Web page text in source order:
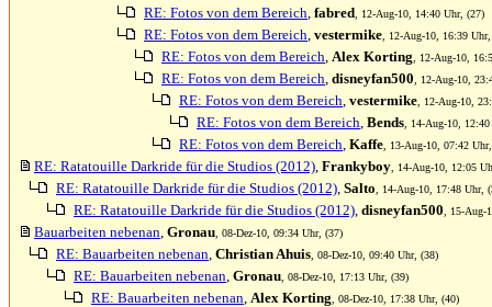
RE: Fotos von dem Bereich, fabred , 12-Aug-10, 14:40 Uhr, (27)
RE: Fotos von dem Bereich, vestermike , 12-Aug-10, 16:39
RE: Fotos von dem Bereich, Alex Korting , 12-Aug-10,
RE: Fotos von dem Bereich, disneyfan500 , 12-Aug-10,
RE: Fotos von dem Bereich, vestermike , 12-Aug-10,
RE: Fotos von dem Bereich, Bends , 14-Aug-10,
RE: Fotos von dem Bereich, Kaffe , 13-Aug-10, 07:42
RE: Ratatouille Darkride für die Studios (2012), Frankyboy , 14-Aug-10, 12:05
RE: Ratatouille Darkride für die Studios (2012), Salto , 14-Aug-10, 17:48 Uhr,
RE: Ratatouille Darkride für die Studios (2012), disneyfan500 , 15-
Bauarbeiten nebenan, Gronau , 08-Dez-10, 09:34 Uhr, (37)
RE: Bauarbeiten nebenan, Christian Ahuis , 08-Dez-10, 09:40 Uhr, (38)
RE: Bauarbeiten nebenan, Gronau , 08-Dez-10, 17:13 Uhr, (39)
RE: Bauarbeiten nebenan, Alex Korting , 08-Dez-10, 17:38 Uhr, (40)